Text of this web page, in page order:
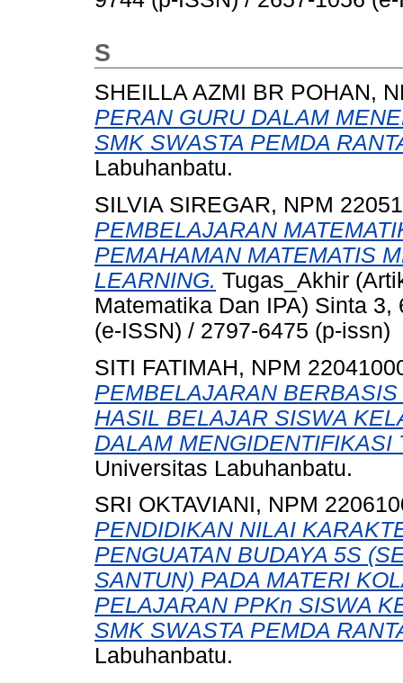
S
SHEILLA AZMI BR POHAN,
PERAN GURU DALAM
SMK SWASTA PEMDA
Labuhanbatu.
SILVIA SIREGAR, NPM
PEMBELAJARAN
PEMAHAMAN MATEMATIS
LEARNING. Tugas_Akhir
Matematika Dan IPA) Sinta
(e-ISSN) / 2797-6475 (p-issn)
SITI FATIMAH, NPM
PEMBELAJARAN
HASIL BELAJAR SISWA
DALAM MENGIDENTIFIKASI
Universitas Labuhanbatu.
SRI OKTAVIANI, NPM
PENDIDIKAN NILAI
PENGUATAN BUDAYA 5S
SANTUN) PADA MATERI
PELAJARAN PPKn SISWA
SMK SWASTA PEMDA
Labuhanbatu.